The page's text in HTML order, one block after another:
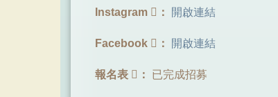
Instagram ： 開啟連結
Facebook ： 開啟連結
報名表 ： 已完成招募